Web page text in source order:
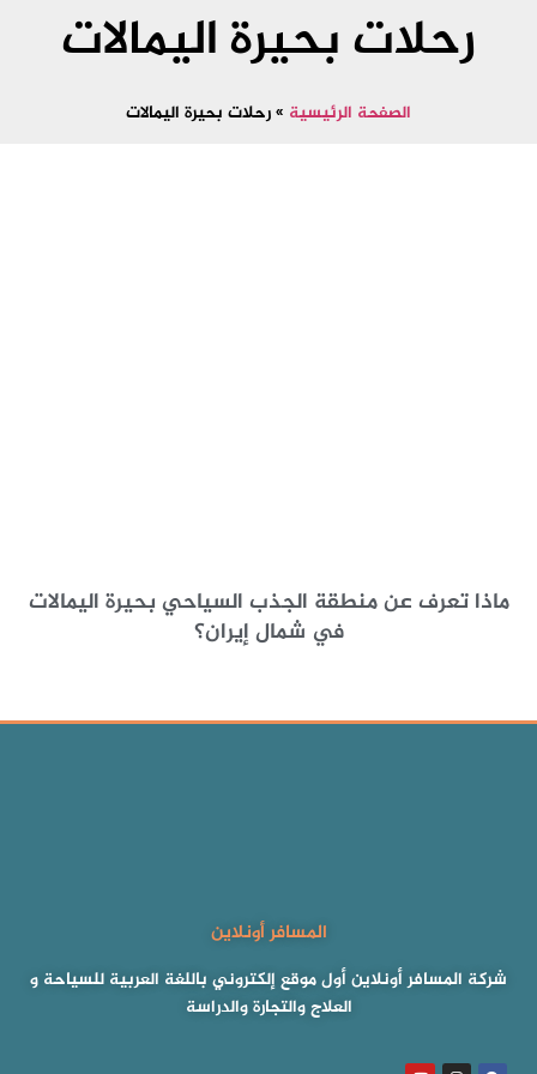
رحلات بحيرة اليمالات
الصفحة الرئيسية »رحلات بحيرة اليمالات
ماذا تعرف عن منطقة الجذب السياحي بحيرة اليمالات
في شمال إيران؟
المسافر أونلاين
شركة المسافر أونلاين أول موقع إلكتروني باللغة العربية للسياحة و
العلاج والتجارة والدراسة